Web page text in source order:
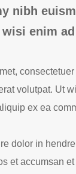
nibh
enim
volutpat. Ut
ex ea
dolor in
et accumsan